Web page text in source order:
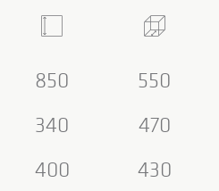
850 550
340 470
400 430